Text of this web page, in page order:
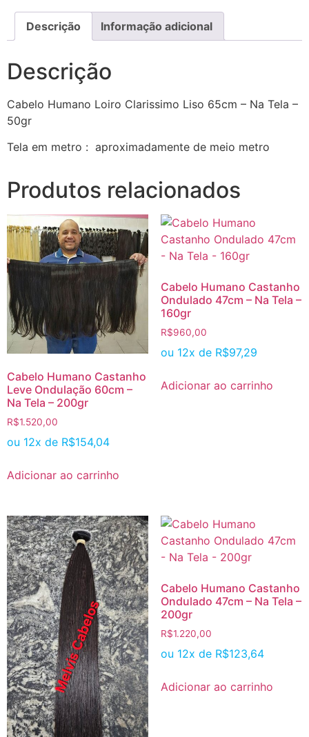
Descrição Informação adicional
Descrição
Cabelo Humano Loiro Clarissimo Liso 65cm – Na Tela –
50gr
Tela em metro : aproximadamente de meio metro
Produtos relacionados
Cabelo Humano Castanho
Leve Ondulação 60cm –
Na Tela – 200gr
R$1.520,00
ou 12x de R$154,04
Adicionar ao carrinho
Cabelo Humano Castanho
Ondulado 47cm – Na Tela –
160gr
R$960,00
ou 12x de R$97,29
Adicionar ao carrinho
Cabelo Humano Castanho
Ondulado 47cm – Na Tela –
200gr
R$1.220,00
ou 12x de R$123,64
Adicionar ao carrinho